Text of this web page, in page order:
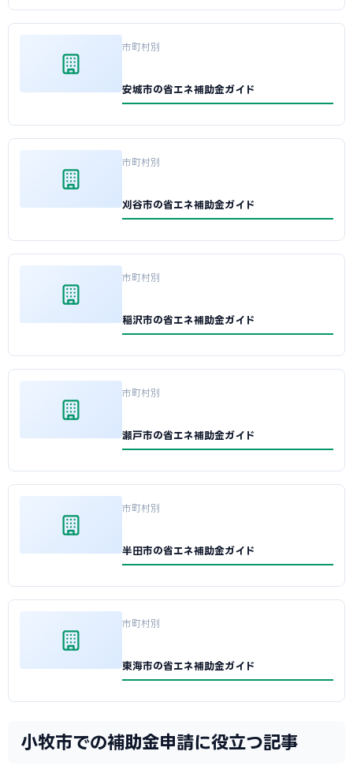
市町村別
安城市の省エネ補助金ガイド
市町村別
刈谷市の省エネ補助金ガイド
市町村別
稲沢市の省エネ補助金ガイド
市町村別
瀬戸市の省エネ補助金ガイド
市町村別
半田市の省エネ補助金ガイド
市町村別
東海市の省エネ補助金ガイド
小牧市での補助金申請に役立つ記事